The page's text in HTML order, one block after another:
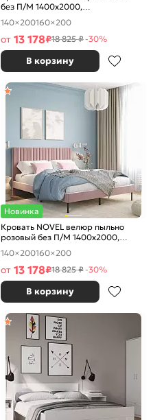
без П/М 1400x2000,
ортопедическое основание,
изголовье мягкое
140×200160×200
от 13 178₽18 825 ₽-30%
В корзину
Новинка
Кровать NOVEL велюр пыльно
розовый без П/М 1400x2000,
ортопедическое основание,
изголовье мягкое
140×200160×200
от 13 178₽18 825 ₽-30%
В корзину